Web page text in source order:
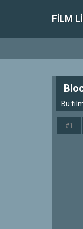
FILM
Bu
#1